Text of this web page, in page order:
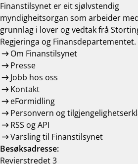
Finanstilsynet er eit sjølvstendig
myndigheitsorgan som arbeider
grunnlag i lover og vedtak frå
Regjeringa og Finansdepartementet.
Om Finanstilsynet
Presse
Jobb hos oss
Kontakt
eFormidling
Personvern og
RSS og API
Varsling til Finanstilsynet
Besøksadresse:
Revierstredet 3